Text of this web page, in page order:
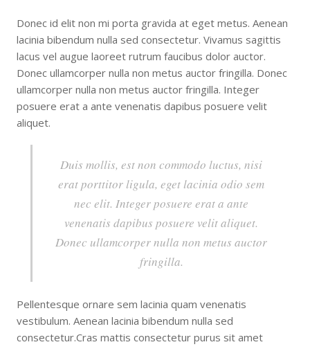
Donec id elit non mi porta gravida at eget metus. Aenean
lacinia bibendum nulla sed consectetur. Vivamus sagittis
lacus vel augue laoreet rutrum faucibus dolor auctor.
Donec ullamcorper nulla non metus auctor fringilla. Donec
ullamcorper nulla non metus auctor fringilla. Integer
posuere erat a ante venenatis dapibus posuere velit
aliquet.
Duis mollis, est non commodo luctus, nisi
erat porttitor ligula, eget lacinia odio sem
nec elit. Integer posuere erat a ante
venenatis dapibus posuere velit aliquet.
Donec ullamcorper nulla non metus auctor
fringilla.
Pellentesque ornare sem lacinia quam venenatis
vestibulum. Aenean lacinia bibendum nulla sed
consectetur.Cras mattis consectetur purus sit amet